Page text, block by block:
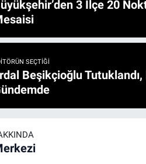
3 İlçe 20 Noktada Yeni Haftada Asfalt
SEÇTIĞI
Beşikçioğlu Tutuklandı,